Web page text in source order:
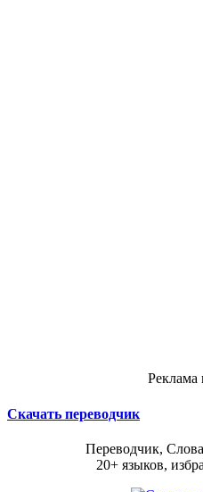
Реклама
Скачать переводчик
Переводчик,
20+ языков,